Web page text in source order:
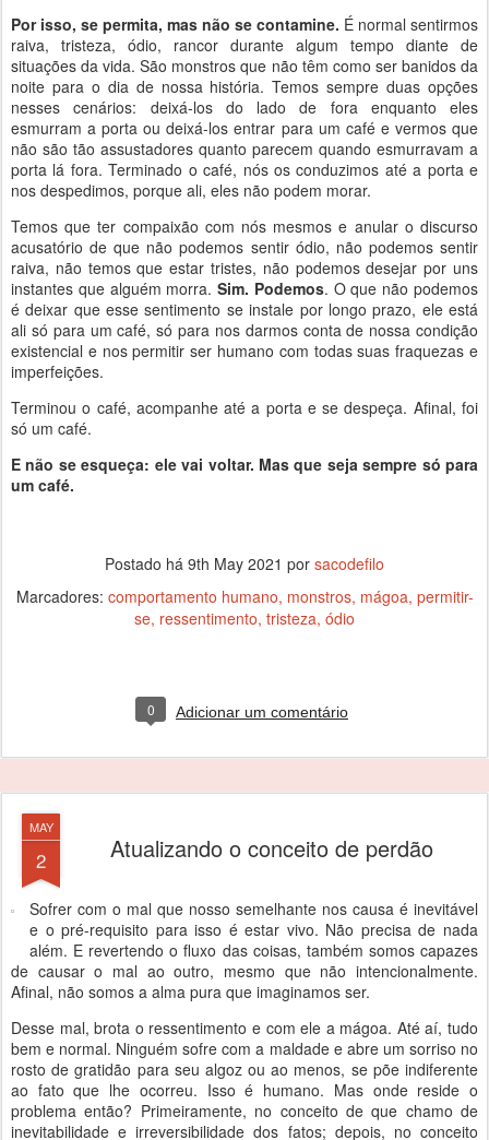
Por isso, se permita, mas não se contamine. É normal sentirmos
raiva, tristeza, ódio, rancor durante algum tempo diante de
situações da vida. São monstros que não têm como ser banidos da
noite para o dia de nossa história. Temos sempre duas opções
nesses cenários: deixá-los do lado de fora enquanto eles
esmurram a porta ou deixá-los entrar para um café e vermos que
não são tão assustadores quanto parecem quando esmurravam a
porta lá fora. Terminado o café, nós os conduzimos até a porta e
nos despedimos, porque ali, eles não podem morar.
Temos que ter compaixão com nós mesmos e anular o discurso
acusatório de que não podemos sentir ódio, não podemos sentir
raiva, não temos que estar tristes, não podemos desejar por uns
instantes que alguém morra.Sim. Podemos. O que não podemos
é deixar que esse sentimento se instale por longo prazo, ele está
ali só para um café, só para nos darmos conta de nossa condição
existencial e nos permitir ser humano com todas suas fraquezas e
imperfeições.
Terminou o café, acompanhe até a porta e se despeça. Afinal, foi
só um café.
E não se esqueça: ele vai voltar. Mas que seja sempre só para
um café.
Postado há 9th May 2021 por sacodefilo
Marcadores: comportamento humano monstros mágoa permitir-
se ressentimento tristeza ódio
0 Adicionar um comentário
MAY
2 Atualizando o conceito de perdão
Sofrer com o mal que nosso semelhante nos causa é inevitável
e o pré-requisito para isso é estar vivo. Não precisa de nada
além. E revertendo o fluxo das coisas, também somos capazes
de causar o mal ao outro, mesmo que não intencionalmente.
Afinal, não somos a alma pura que imaginamos ser.
Desse mal, brota o ressentimento e com ele a mágoa. Até aí, tudo
bem e normal. Ninguém sofre com a maldade e abre um sorriso no
rosto de gratidão para seu algoz ou ao menos, se põe indiferente
ao fato que lhe ocorreu. Isso é humano. Mas onde reside o
problema então? Primeiramente, no conceito de que chamo de
inevitabilidade e irreversibilidade dos fatos; depois, no conceito